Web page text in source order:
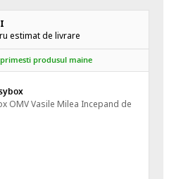
estimat de livrare
produsul maine
OMV Vasile Milea Incepand de